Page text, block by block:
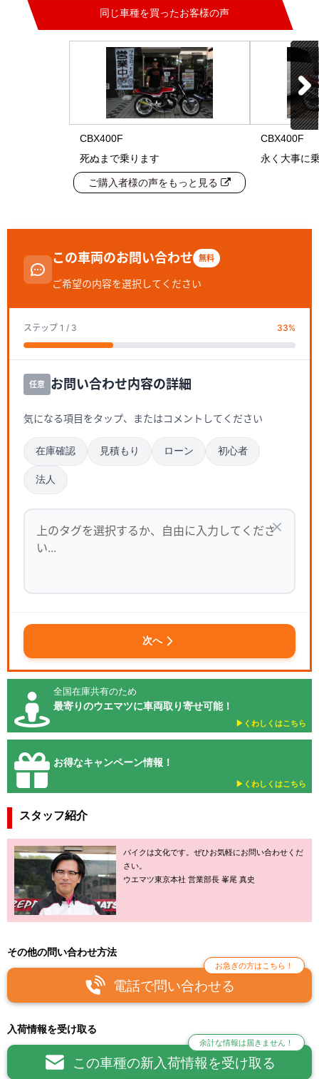
同じ車種を買ったお客様の声
CBX400F
死ぬまで乗ります
CBX400F
永く大事に
ご購入者様の声をもっと見る
この車両のお問い合わせ 無料
ご希望の内容を選択してください
ステップ 1 / 3 33%
任意 お問い合わせ内容の詳細
気になる項目をタップ、またはコメントしてください
在庫確認 見積もり ローン 初心者
法人
次へ
全国在庫共有のため
最寄りのウエマツに車両取り寄せ可能！
▶︎くわしくはこちら
お得なキャンペーン情報！
▶︎くわしくはこちら
スタッフ紹介
バイクは文化です。ぜひお気軽にお問い合わせくだ
さい。
ウエマツ東京本社 営業部長 峯尾 真史
その他の問い合わせ方法
電話で問い合わせる
お急ぎの方はこちら！
入荷情報を受け取る
この車種の新入荷情報を受け取る
余計な情報は届きません！